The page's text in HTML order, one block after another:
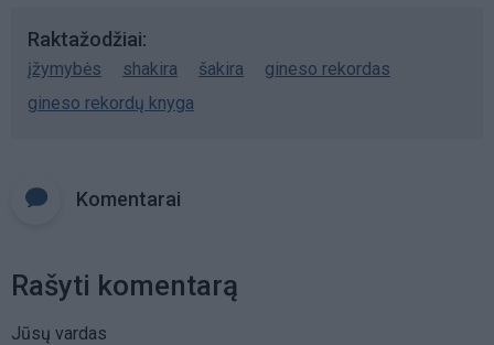
Raktažodžiai
įžymybės shakira šakira
gineso rekordas
gineso rekordų knyga
Komentarai
Rašyti komentarą
Jūsų vardas